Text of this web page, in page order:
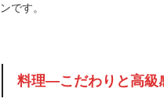
ンです。
料理—こだわりと高級